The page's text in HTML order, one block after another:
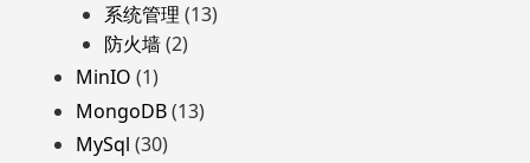
系统管理 (13)
防火墙(2)
MinIO (1)
MongoDB(13)
MySql (30)